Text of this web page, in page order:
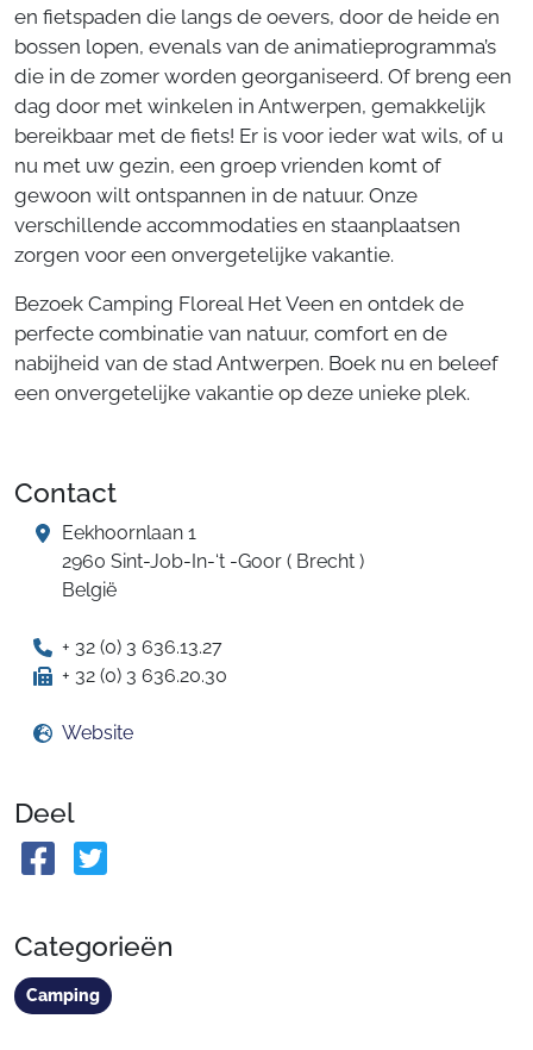
en fietspaden die langs de oevers, door de heide en
bossen lopen, evenals van de animatieprogramma’s
die in de zomer worden georganiseerd. Of breng een
dag door met winkelen in Antwerpen, gemakkelijk
bereikbaar met de fiets! Er is voor ieder wat wils, of u
nu met uw gezin, een groep vrienden komt of
gewoon wilt ontspannen in de natuur. Onze
verschillende accommodaties en staanplaatsen
zorgen voor een onvergetelijke vakantie.
Bezoek Camping Floreal Het Veen en ontdek de
perfecte combinatie van natuur, comfort en de
nabijheid van de stad Antwerpen. Boek nu en beleef
een onvergetelijke vakantie op deze unieke plek.
Contact
Eekhoornlaan 1
2960 Sint-Job-In-‘t -Goor ( Brecht )
België
+ 32 (0) 3 636.13.27
+ 32 (0) 3 636.20.30
Website
Deel
Categorieën
Camping